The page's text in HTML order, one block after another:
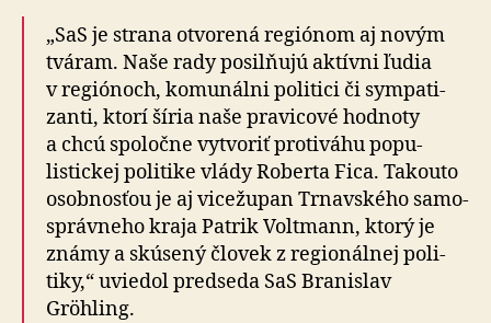
„SaS je strana otvorená regiónom aj novým
tváram. Naše rady posilňujú aktívni ľudia
v re­gió­noch, komu­nálni politici či sym­pa­ti­
zanti, ktorí šíria naše pra­vi­cové hod­noty
a chcú spo­ločne vytvoriť pro­ti­váhu popu­
listickej politike vlády Roberta Fica. Takouto
osobnosťou je aj vice­župan Trnav­ského sa­mo­
správ­neho kraja Patrik Voltmann, ktorý je
známy a skú­sený človek z re­gio­nál­nej poli­
tiky,“ uviedol pred­seda SaS Branislav
Gröhling.